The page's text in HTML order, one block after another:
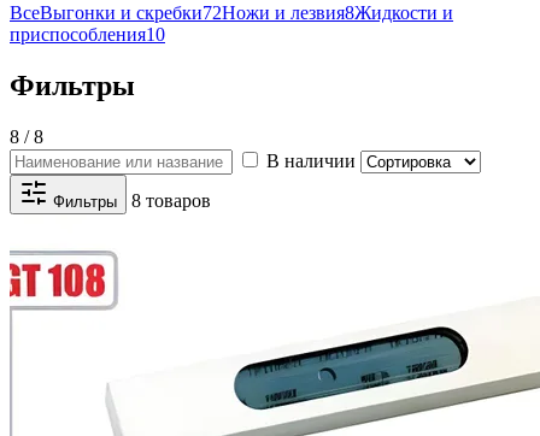
ВсеВыгонки и скребки72Ножи и лезвия8Жидкости и
приспособления10
Фильтры
8 / 8
В наличии
Фильтры 8 товаров